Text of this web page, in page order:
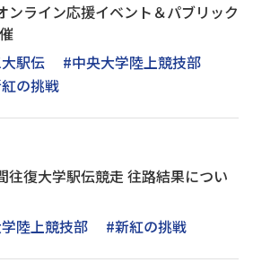
ンライン応援イベント＆パブリック
駅伝
#中央大学陸上競技部
の挑戦
往復大学駅伝競走 往路結果につい
陸上競技部 #新紅の挑戦